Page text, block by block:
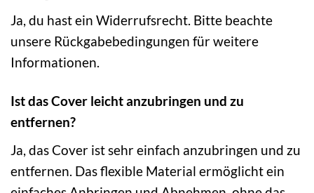
Ja, du hast ein Widerrufsrecht. Bitte beachte
unsere Rückgabebedingungen für weitere
Informationen.
Ist das Cover leicht anzubringen und zu
entfernen?
Ja, das Cover ist sehr einfach anzubringen und zu
entfernen. Das flexible Material ermöglicht ein